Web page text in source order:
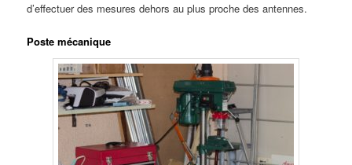
d’effectuer des mesures dehors au plus proche des antennes.
Poste mécanique